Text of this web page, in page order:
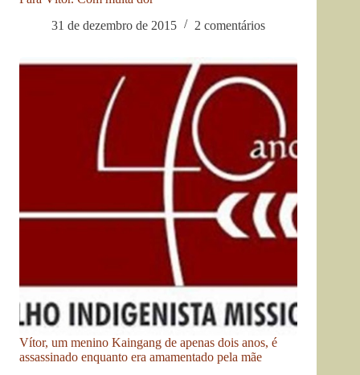
31 de dezembro de 2015
2 comentários
Vítor, um menino Kaingang de apenas dois anos, é
assassinado enquanto era amamentado pela mãe